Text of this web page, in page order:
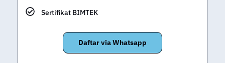
Sertifikat BIMTEK
Daftar via Whatsapp